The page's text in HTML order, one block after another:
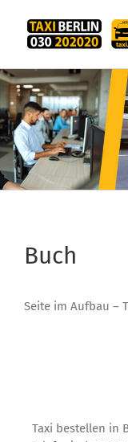
Inhalt
springen
Buch
Seite im Aufbau –
Taxi bestellen in